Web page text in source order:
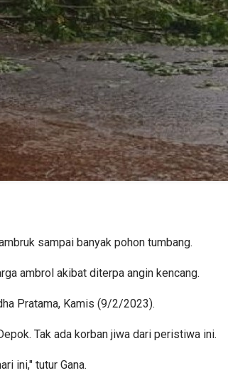
sampai banyak pohon tumbang.
ambrol akibat diterpa angin kencang.
Pratama, Kamis (9/2/2023).
Tak ada korban jiwa dari peristiwa ini.
ini," tutur Gana.